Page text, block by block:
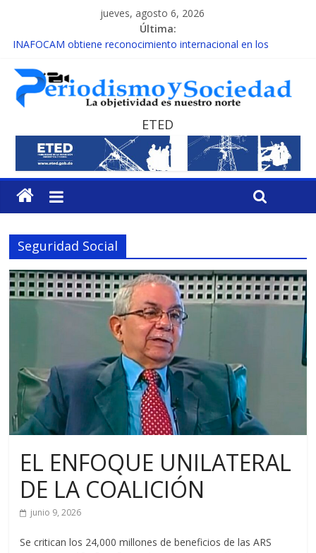
jueves, agosto 6, 2026
Última:
INAFOCAM obtiene reconocimiento internacional en los
15 de febrero de cada año es Día Nacional de la lucha contra el
cáncer infantil
EL ENFOQUE UNILATERAL DE LA COALICIÓN
MESCyT y Universidad Albizu apoyarán rehabilitación de
reclusos
MESCyT presenta calendario de Consulta Nacional por la
Educación
ETED
Seguridad Social
EL ENFOQUE UNILATERAL
DE LA COALICIÓN
junio 9, 2026
Se critican los 24,000 millones de beneficios de las ARS